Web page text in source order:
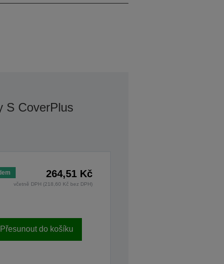
S CoverPlus
264,51 Kč
včetně DPH (218,60 Kč bez DPH)
Přesunout do košíku